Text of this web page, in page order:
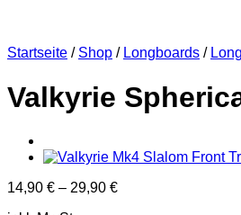
Startseite / Shop / Longboards /
Valkyrie
14,90 € – 29,90 €